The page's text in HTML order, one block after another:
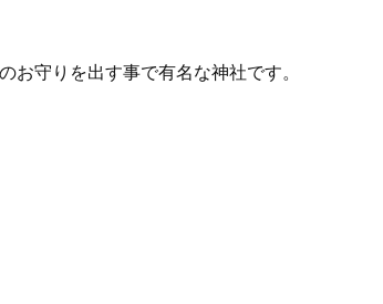
守りを出す事で有名な神社です。